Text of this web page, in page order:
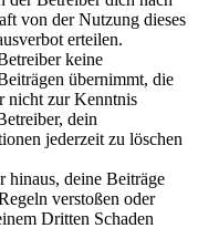
von der Nutzung dieses
erteilen.
keine
übernimmt, die
nicht zur Kenntnis
dein
jederzeit zu löschen
hinaus, deine Beiträge
verstoßen oder
Dritten Schaden